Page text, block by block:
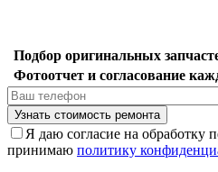
Подбор оригинальных
Фотоотчет и согласование
Я даю согласие на обработку
принимаю политику